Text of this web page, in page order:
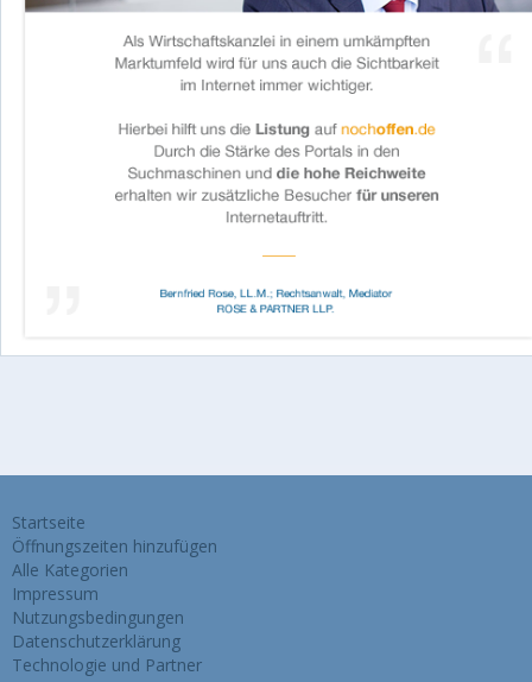
Startseite
Öffnungszeiten hinzufügen
Alle Kategorien
Impressum
Nutzungsbedingungen
Datenschutzerklärung
Technologie und Partner